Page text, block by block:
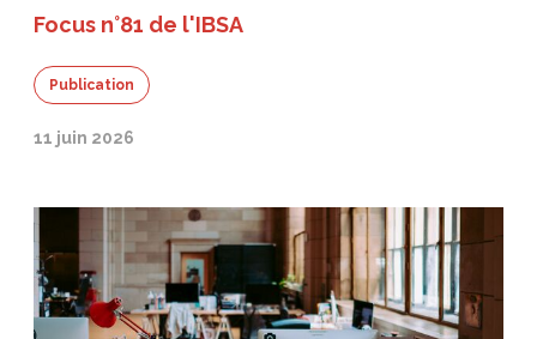
Focus n°81 de l'IBSA
Publication
11 juin 2026